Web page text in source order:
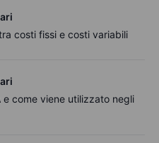
costi fissi e costi variabili
e come viene utilizzato negli